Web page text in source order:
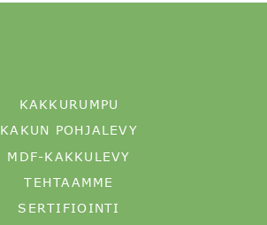
KAKKURUMPU
KAKUN POHJALEVY
MDF-KAKKULEVY
TEHTAAMME
SERTIFIOINTI